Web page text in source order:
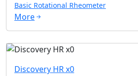
Basic Rotational Rheometer
More
Discovery HR x0